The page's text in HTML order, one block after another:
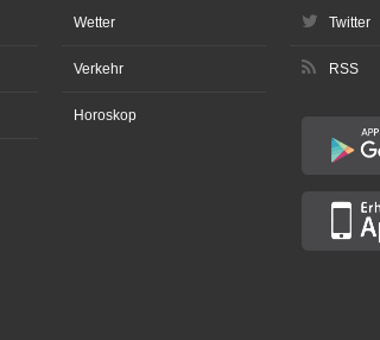
Wetter
Verkehr
Horoskop
Twitter
RSS